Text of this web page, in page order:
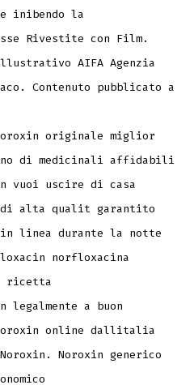
inibendo la
Rivestite con Film.
AIFA Agenzia
Contenuto pubblicato a
originale miglior
di medicinali affidabili
vuoi uscire di casa
di alta qualit garantito
linea durante la notte
norfloxacina
ricetta
legalmente a buon
online dallitalia
Noroxin generico